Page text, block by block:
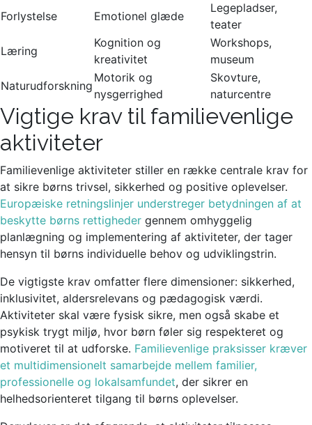
Forlystelse
Emotionel glæde
Legepladser,
teater
Læring
Kognition og
kreativitet
Workshops,
museum
Naturudforskning
Motorik og
nysgerrighed
Skovture,
naturcentre
Vigtige krav til familievenlige
aktiviteter
Familievenlige aktiviteter stiller en række centrale krav for
at sikre børns trivsel, sikkerhed og positive oplevelser.
Europæiske retningslinjer understreger betydningen af at
beskytte børns rettigheder gennem omhyggelig
planlægning og implementering af aktiviteter, der tager
hensyn til børns individuelle behov og udviklingstrin.
De vigtigste krav omfatter flere dimensioner: sikkerhed,
inklusivitet, aldersrelevans og pædagogisk værdi.
Aktiviteter skal være fysisk sikre, men også skabe et
psykisk trygt miljø, hvor børn føler sig respekteret og
motiveret til at udforske. Familievenlige praksisser kræver
et multidimensionelt samarbejde mellem familier,
professionelle og lokalsamfundet, der sikrer en
helhedsorienteret tilgang til børns oplevelser.